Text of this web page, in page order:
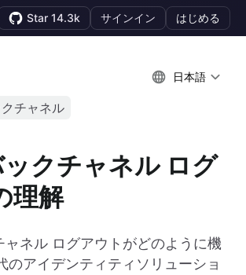
Star 14.3k サインイン はじめる
日本語
チャネル
クチャネル ログ
理解
ャネル ログアウトがどのように機
のアイデンティティソリューショ